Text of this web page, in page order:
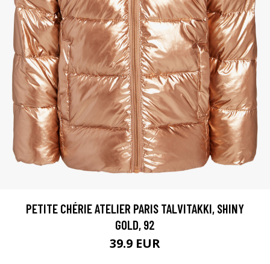
PETITE CHÉRIE ATELIER PARIS TALVITAKKI, SHINY
GOLD, 92
39.9 EUR